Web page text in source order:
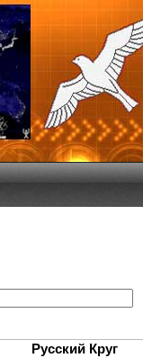
Русский Круг